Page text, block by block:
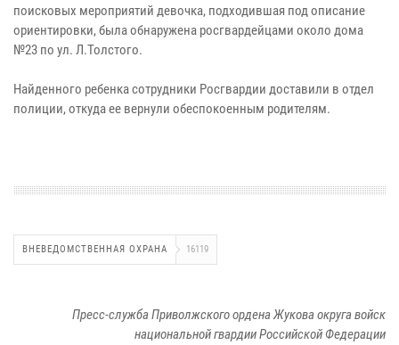
поисковых мероприятий девочка, подходившая под описание
ориентировки, была обнаружена росгвардейцами около дома
№23 по ул. Л.Толстого.
Найденного ребенка сотрудники Росгвардии доставили в отдел
полиции, откуда ее вернули обеспокоенным родителям.
ВНЕВЕДОМСТВЕННАЯ ОХРАНА 16119
Пресс-служба Приволжского ордена Жукова округа войск
национальной гвардии Российской Федерации